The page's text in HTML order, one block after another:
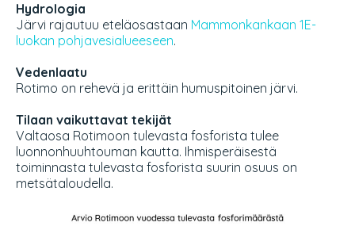
Hydrologia
Järvi rajautuu eteläosastaan Mammonkankaan 1E-
luokan pohjavesialueeseen.
Vedenlaatu
Rotimo on rehevä ja erittäin humuspitoinen järvi.
Tilaan vaikuttavat tekijät
Valtaosa Rotimoon tulevasta fosforista tulee
luonnonhuuhtouman kautta. Ihmisperäisestä
toiminnasta tulevasta fosforista suurin osuus on
metsätaloudella.